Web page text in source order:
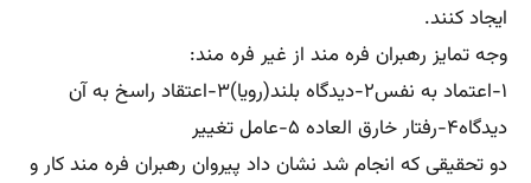
ایجاد کنند.
وجه تمایز رهبران فره مند از غیر فره مند:
۱-اعتماد به نفس۲-دیدگاه بلند(رویا)۳-اعتقاد راسخ به آن
دیدگاه۴-رفتار خارق العاده ۵-عامل تغییر
دو تحقیقی که انجام شد نشان داد پیروان رهبران فره مند کار و